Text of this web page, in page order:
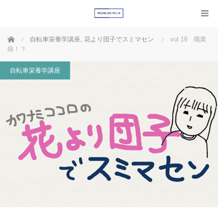
ホーム 自転車栄養学講座, 花より団子でスミマセン
vol.19 職業
病！？
自転車栄養学講座